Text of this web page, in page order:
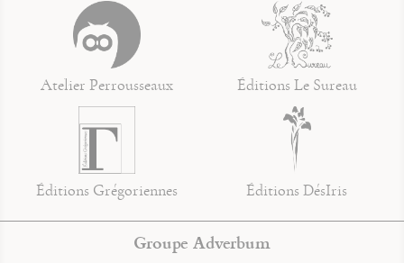
Atelier Perrousseaux Éditions Le Sureau
Éditions Grégoriennes Éditions DésIris
Groupe Adverbum